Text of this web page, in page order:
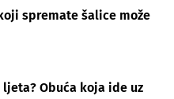
spremate šalice može
Obuća koja ide uz